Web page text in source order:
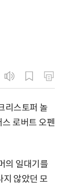
리스토퍼 놀
로버트 오펜
의 일대기를
지 않았던 모